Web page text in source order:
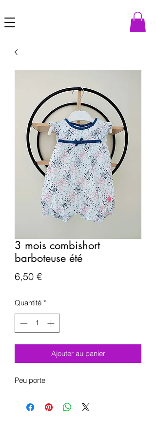
3 mois combishort
barboteuse été
6,50 €Prix
Quantité *
Ajouter au panier
Peu porte